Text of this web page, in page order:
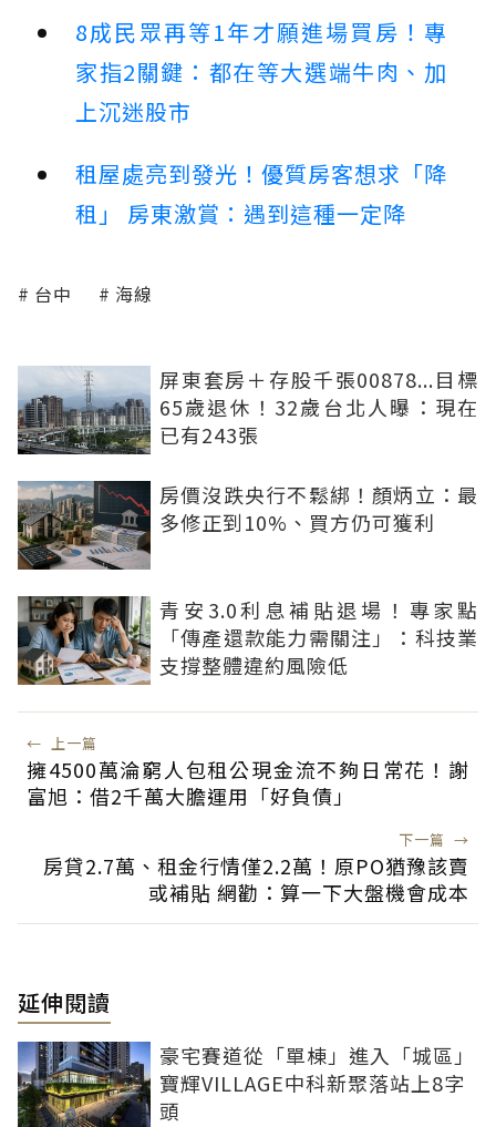
8成民眾再等1年才願進場買房！專
家指2關鍵：都在等大選端牛肉、加
上沉迷股市
租屋處亮到發光！優質房客想求「降
租」 房東激賞：遇到這種一定降
台中 海線
屏東套房＋存股千張00878...目標
65歲退休！32歲台北人曝：現在
已有243張
房價沒跌央行不鬆綁！顏炳立：最
多修正到10%、買方仍可獲利
青安3.0利息補貼退場！專家點
「傳產還款能力需關注」：科技業
支撐整體違約風險低
← 上一篇
擁4500萬淪窮人包租公現金流不夠日常花！謝
富旭：借2千萬大膽運用「好負債」
下一篇 →
房貸2.7萬、租金行情僅2.2萬！原PO猶豫該賣
或補貼 網勸：算一下大盤機會成本
延伸閱讀
豪宅賽道從「單棟」進入「城區」
寶輝VILLAGE中科新聚落站上8字
頭